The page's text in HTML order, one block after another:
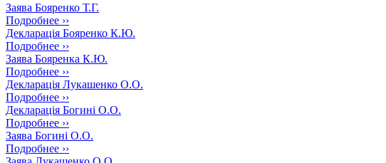
Заява Бояренко Т.Г.
Подробнее ››
Декларація Бояренко К.Ю.
Подробнее ››
Заява Бояренка К.Ю.
Подробнее ››
Декларація Лукашенко О.О.
Подробнее ››
Декларація Богині О.О.
Подробнее ››
Заява Богині О.О.
Подробнее ››